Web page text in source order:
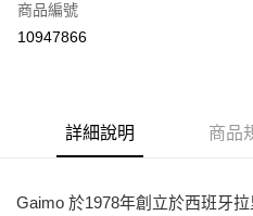
Apple Pay
ATM付款
運送方式
商品編號
10947866
詳細說明 商品
Gaimo 於1978年創立於西班牙